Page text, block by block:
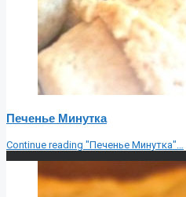
Печенье Минутка
Continue reading "Печенье Минутка"